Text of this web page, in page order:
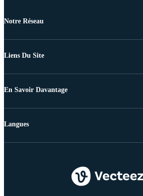
Notre Réseau
Liens Du Site
En Savoir Davantage
Langues